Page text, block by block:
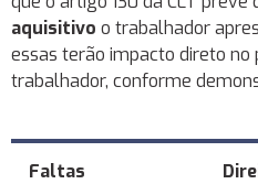
aquisitivo o trabalhador
essas terão impacto direto no
trabalhador, conforme
Faltas